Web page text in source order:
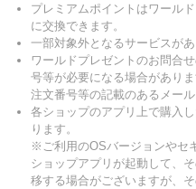
プレミアムポイントはワール
に交換できます。
一部対象外となるサービスがあ
ワールドプレゼントのお問合
号等が必要になる場合があり
注文番号等の記載のあるメー
各ショップのアプリ上で購入
ります。
※ご利用のOSバージョンやセ
ショップアプリが起動して、
移する場合がございますが、